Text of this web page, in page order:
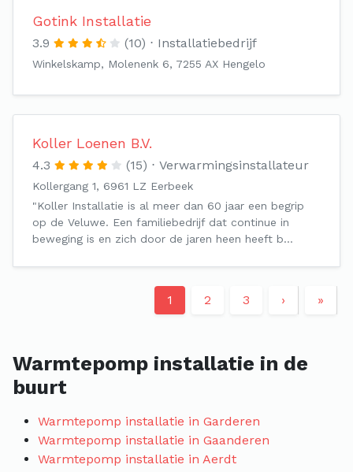
Gotink Installatie
3.9 (10) Installatiebedrijf
Winkelskamp, Molenenk 6, 7255 AX Hengelo
Koller Loenen B.V.
4.3 (15) Verwarmingsinstallateur
Kollergang 1, 6961 LZ Eerbeek
"Koller Installatie is al meer dan 60 jaar een begrip
op de Veluwe. Een familiebedrijf dat continue in
beweging is en zich door de jaren heen heeft b…
1 2 3 › »
Warmtepomp installatie in de
buurt
Warmtepomp installatie in Garderen
Warmtepomp installatie in Gaanderen
Warmtepomp installatie in Aerdt